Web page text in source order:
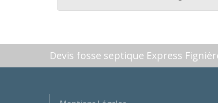
Devis fosse septique Express